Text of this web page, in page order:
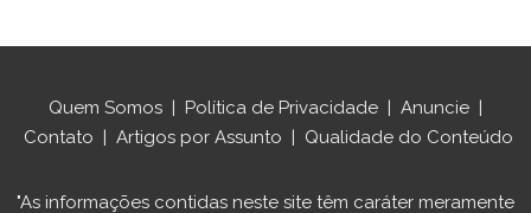
Quem Somos | Política de Privacidade | Anuncie |
Contato | Artigos por Assunto | Qualidade do Conteúdo
"As informações contidas neste site têm caráter meramente